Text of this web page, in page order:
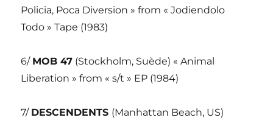
Policia, Poca Diversion » from « Jodiendolo
Todo » Tape (1983)
6/ MOB 47 (Stockholm, Suède) « Animal
Liberation » from « s/t » EP (1984)
7/ DESCENDENTS (Manhattan Beach, US)